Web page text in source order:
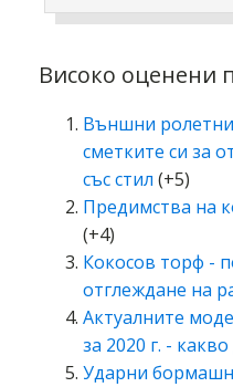
Високо оценени
Външни
сметките си за
със стил (+5)
Предимства на
(+4)
Кокосов торф -
отглеждане на
Актуалните
за 2020 г. -
Ударни